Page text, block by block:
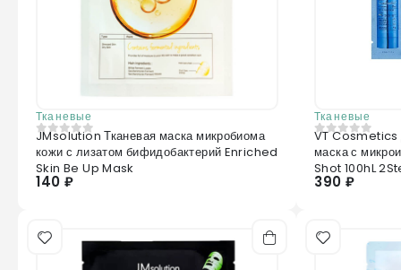
Тканевые
0из 5
JMsolution Тканевая маска микробиома
кожи с лизатом бифидобактерий Enriched
Skin Be Up Mask
140 ₽
Тканевые
0 из 5
VT Cosmetics
маска с
Shot 100hL
390 ₽